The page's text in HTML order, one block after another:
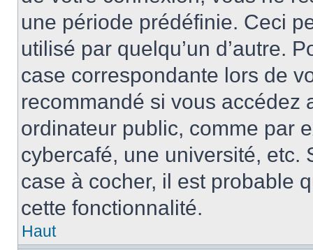
une période prédéfinie. Ceci
utilisé par quelqu’un d’autre.
case correspondante lors de
recommandé si vous accédez
ordinateur public, comme par
cybercafé, une université, etc.
case à cocher, il est probable
cette fonctionnalité.
Haut